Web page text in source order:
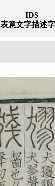
IDS
表意文字描述